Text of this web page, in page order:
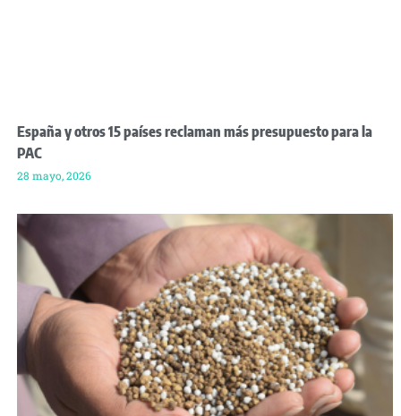
España y otros 15 países reclaman más presupuesto para la
PAC
28 mayo, 2026